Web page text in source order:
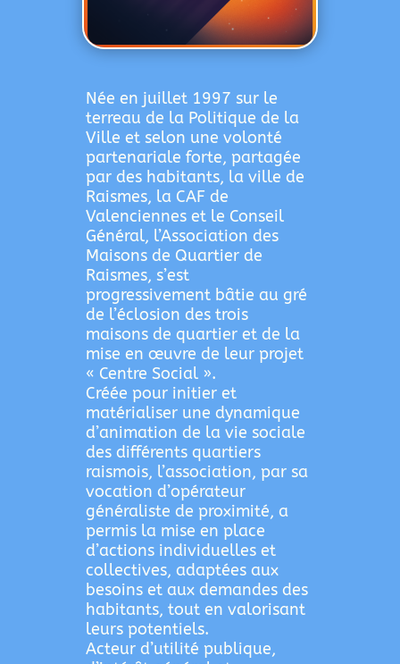
Née en juillet 1997 sur le
terreau de la Politique de la
Ville et selon une volonté
partenariale forte, partagée
par des habitants, la ville de
Raismes, la CAF de
Valenciennes et le Conseil
Général, l’Association des
Maisons de Quartier de
Raismes, s’est
progressivement bâtie au gré
de l’éclosion des trois
maisons de quartier et de la
mise en œuvre de leur projet
« Centre Social ».
Créée pour initier et
matérialiser une dynamique
d’animation de la vie sociale
des différents quartiers
raismois, l’association, par sa
vocation d’opérateur
généraliste de proximité, a
permis la mise en place
d’actions individuelles et
collectives, adaptées aux
besoins et aux demandes des
habitants, tout en valorisant
leurs potentiels.
Acteur d’utilité publique,